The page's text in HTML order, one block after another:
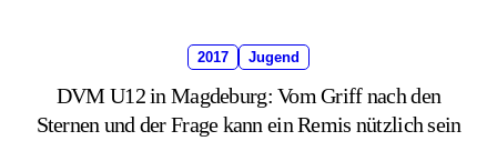
2017 Jugend
DVM U12 in Magdeburg: Vom Griff nach den
Sternen und der Frage kann ein Remis nützlich sein